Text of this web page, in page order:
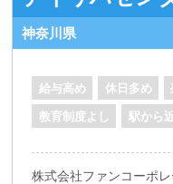
神奈川県
給与高め 休日多め
教育制度よし 駅から
株式会社ファンコーポ